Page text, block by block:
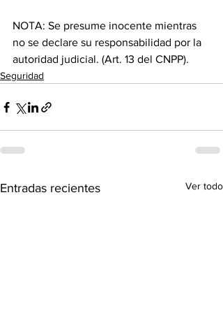
NOTA: Se presume inocente mientras
no se declare su responsabilidad por la
autoridad judicial. (Art. 13 del CNPP).
Seguridad
Entradas recientes Ver todo